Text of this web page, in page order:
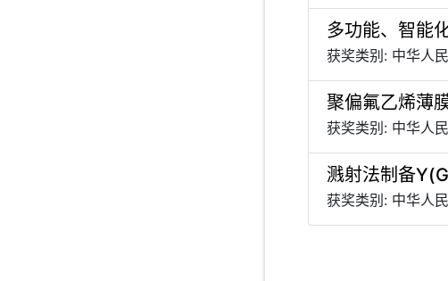
多功能、智能
获奖类别: 中华人
聚偏氟乙烯薄
获奖类别: 中华人
溅射法制备
获奖类别: 中华人